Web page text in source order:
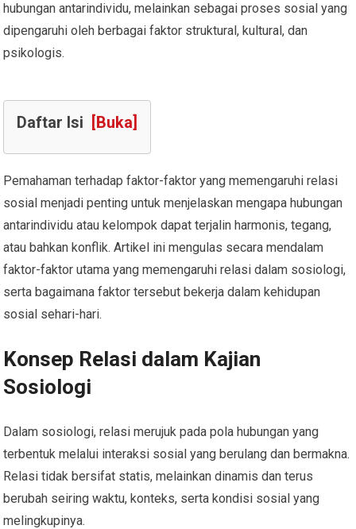
hubungan antarindividu, melainkan sebagai proses sosial yang
dipengaruhi oleh berbagai faktor struktural, kultural, dan
psikologis.
Daftar Isi [Buka]
Pemahaman terhadap faktor-faktor yang memengaruhi relasi
sosial menjadi penting untuk menjelaskan mengapa hubungan
antarindividu atau kelompok dapat terjalin harmonis, tegang,
atau bahkan konflik. Artikel ini mengulas secara mendalam
faktor-faktor utama yang memengaruhi relasi dalam sosiologi,
serta bagaimana faktor tersebut bekerja dalam kehidupan
sosial sehari-hari.
Konsep Relasi dalam Kajian
Sosiologi
Dalam sosiologi, relasi merujuk pada pola hubungan yang
terbentuk melalui interaksi sosial yang berulang dan bermakna.
Relasi tidak bersifat statis, melainkan dinamis dan terus
berubah seiring waktu, konteks, serta kondisi sosial yang
melingkupinya.